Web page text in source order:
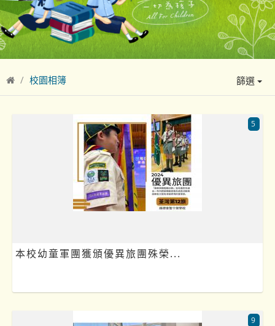
校園相簿 篩選
本校幼童軍團獲頒優異旅團殊榮...
5
9